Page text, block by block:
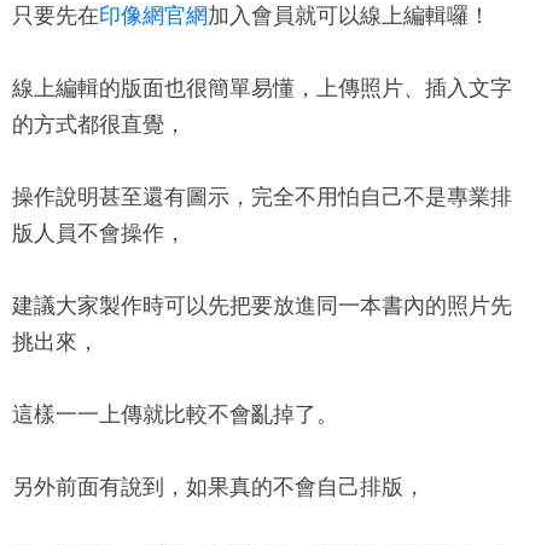
只要先在印像網官網加入會員就可以線上編輯囉！
線上編輯的版面也很簡單易懂，上傳照片、插入文字
的方式都很直覺，
操作說明甚至還有圖示，完全不用怕自己不是專業排
版人員不會操作，
建議大家製作時可以先把要放進同一本書內的照片先
挑出來，
這樣一一上傳就比較不會亂掉了。
另外前面有說到，如果真的不會自己排版，